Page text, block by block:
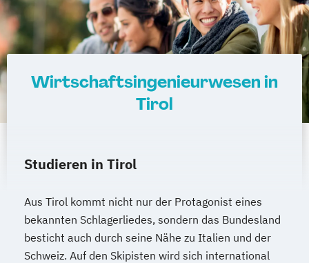
Wirtschaftsingenieurwesen in
Tirol
Studieren in Tirol
Aus Tirol kommt nicht nur der Protagonist eines
bekannten Schlagerliedes, sondern das Bundesland
besticht auch durch seine Nähe zu Italien und der
Schweiz. Auf den Skipisten wird sich international